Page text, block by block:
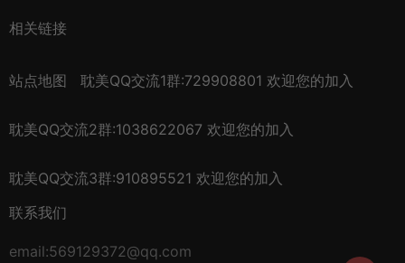
相关链接
站点地图 耽美QQ交流1群:729908801 欢迎您的加入
耽美QQ交流2群:1038622067 欢迎您的加入
耽美QQ交流3群:910895521 欢迎您的加入
联系我们
email:569129372@qq.com